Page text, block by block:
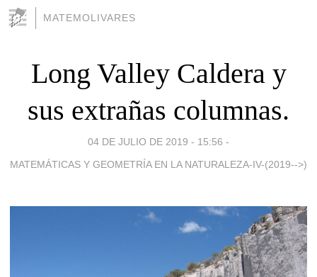
MATEMOLIVARES
Long Valley Caldera y
sus extrañas columnas.
04 DE JULIO DE 2019 - 15:56 -
MATEMÁTICAS Y GEOMETRÍA EN LA NATURALEZA-IV-(2019-->)